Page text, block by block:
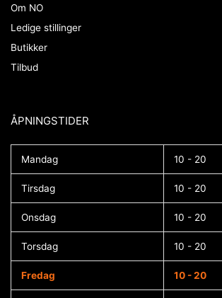
Om NO
Ledige stillinger
Butikker
Tilbud
ÅPNINGSTIDER​
Mandag 10 - 20
Tirsdag 10 - 20
Onsdag 10 - 20
Torsdag 10 - 20
Fredag 10 - 20